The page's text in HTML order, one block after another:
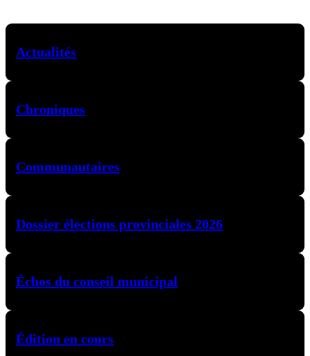
Actualités
Chroniques
Communautaires
Dossier élections provinciales 2026
Échos du conseil municipal
Édition en cours